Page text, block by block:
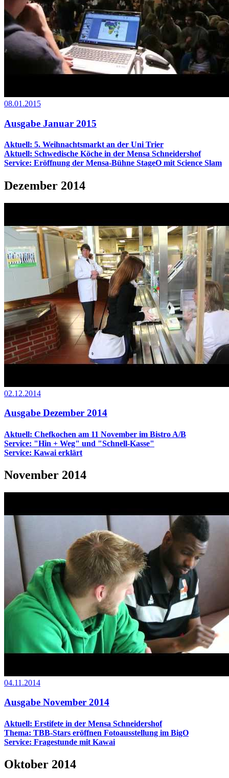
08.01.2015
Ausgabe Januar 2015
Aktuell: 5. Weihnachtsmarkt an der Uni Trier
Aktuell: Schwedische Köche in der Mensa Schneidershof
Service: Eröffnung der Mensa-Bühne StageO mit Science Slam
Dezember 2014
02.12.2014
Ausgabe Dezember 2014
Aktuell: Chefkochen am 11 November im Bistro A/B
Service: "Hin + Weg" und "Schnell-Kasse"
Service: Kawai erklärt
November 2014
04.11.2014
Ausgabe November 2014
Aktuell: Erstifete in der Mensa Schneidershof
Thema: TBB-Stars eröffnen Fotoausstellung im BigO
Service: Fragestunde mit Kawai
Oktober 2014